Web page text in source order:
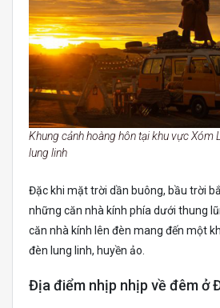
Khung cảnh hoàng hôn tại khu vực Xóm
lung linh
Đặc khi mặt trời dần buông, bầu trời
những căn nhà kính phía dưới thung
căn nhà kính lên đèn mang đến một
đèn lung linh, huyền ảo.
Địa điểm nhịp nhịp về đêm ở